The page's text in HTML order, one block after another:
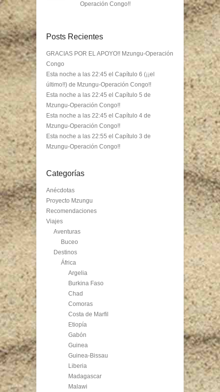
Operación Congo!!
Posts Recientes
GRACIAS POR EL APOYO!! Mzungu-Operación
Congo
Esta noche a las 22:45 el Capítulo 6 (¡¡el
último!!) de Mzungu-Operación Congo!!
Esta noche a las 22:45 el Capítulo 5 de
Mzungu-Operación Congo!!
Esta noche a las 22:45 el Capítulo 4 de
Mzungu-Operación Congo!!
Esta noche a las 22:55 el Capítulo 3 de
Mzungu-Operación Congo!!
Categorías
Anécdotas
Proyecto Mzungu
Recomendaciones
Viajes
Aventuras
Buceo
Destinos
África
Argelia
Burkina Faso
Chad
Comoras
Costa de Marfil
Etiopía
Gabón
Guinea
Guinea-Bissau
Liberia
Madagascar
Malawi